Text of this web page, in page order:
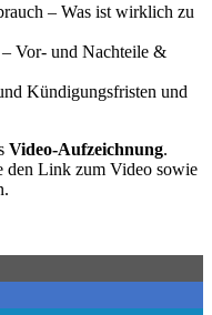
– Was ist wirklich zu
Vor- und Nachteile &
Kündigungsfristen und
Video-Aufzeichnung.
den Link zum Video sowie